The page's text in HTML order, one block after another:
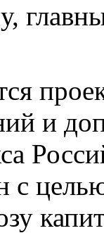
и
с